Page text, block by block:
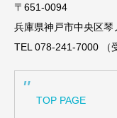
〒651-0094
兵庫県神戸市中央区
TEL 078-241-7000 （
TOP PAGE